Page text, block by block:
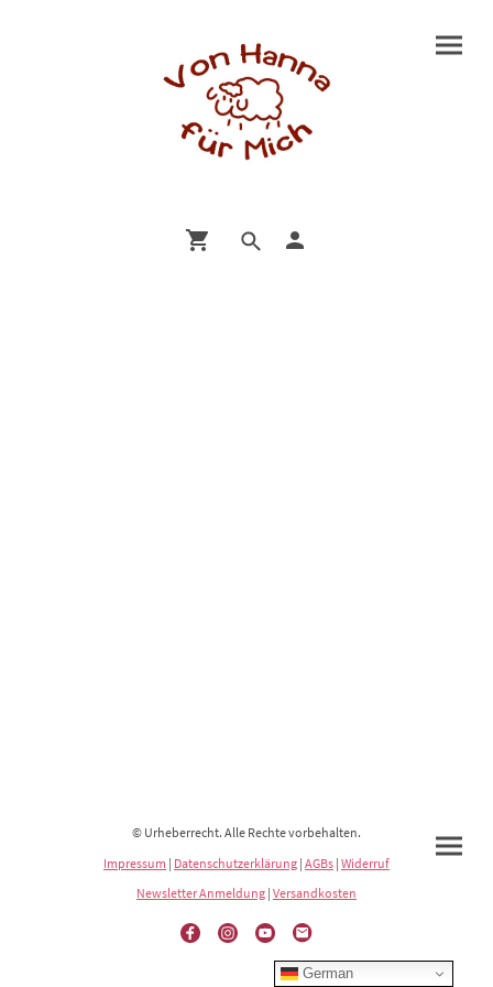
© Urheberrecht. Alle Rechte vorbehalten.
Impressum | Datenschutzerklärung | AGBs | Widerruf
Newsletter Anmeldung | Versandkosten
German